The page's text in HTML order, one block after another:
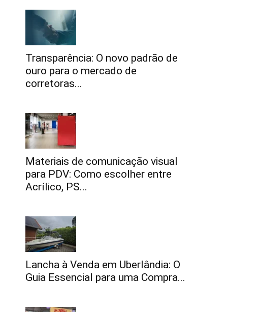
Transparência: O novo padrão de
ouro para o mercado de
corretoras...
Materiais de comunicação visual
para PDV: Como escolher entre
Acrílico, PS...
Lancha à Venda em Uberlândia: O
Guia Essencial para uma Compra...